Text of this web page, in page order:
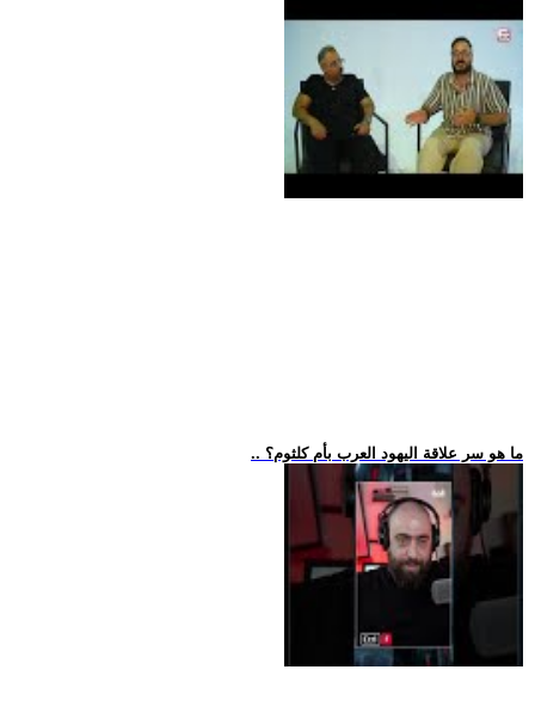
.. ما هو سر علاقة اليهود العرب بأم كلثوم؟